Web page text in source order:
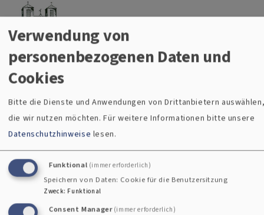
Direkt zum Inhalt
Christuskirche Gauting
Breadcrumb
Startseite Wort & KlangZeit
Wort & KlangZeit
Evangelischer Kirchenmusikverein e.V.
Verwendung von
personenbezogenen Daten und
Cookies
Bitte die Dienste und Anwendungen von Drittanbietern
die wir nutzen möchten.Für weitere Informationen bitte unsere
Datenschutzhinweise lesen.
Funktional (immer erforderlich)
Speichern von Daten: Cookie für die Benutzersitzung
Zweck: Funktional
Consent Manager (immer erforderlich)